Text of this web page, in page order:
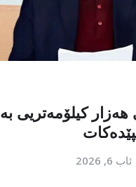
کیلۆمەتریی بە
ئاب 6, 2026